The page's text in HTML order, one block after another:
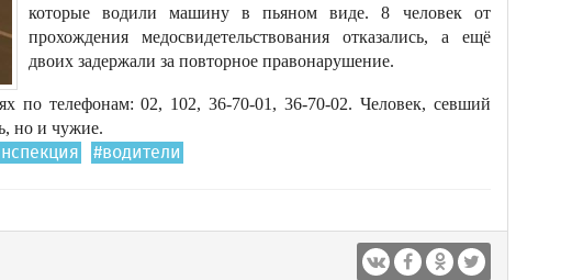
которые водили машину в пьяном виде. 8 человек от
прохождения медосвидетельствования отказались, а ещё
двоих задержали за повторное правонарушение.
по телефонам: 02, 102, 36-70-01, 36-70-02. Человек, севший
но и чужие.
#водители